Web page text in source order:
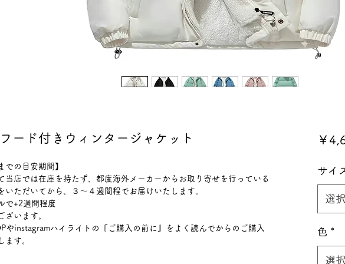
ード付きウィンタージャケット
での目安期間】
当店では在庫を持たず、都度海外メーカーからお取り寄せを行っている
いただいてから、３〜４週間程でお届けいたします。
で+2週間程度
ざいます。
やinstagramハイライトの『ご購入の前に』をよく読んでからのご購入
ます。
￥
サイ
選択
色 *
選択